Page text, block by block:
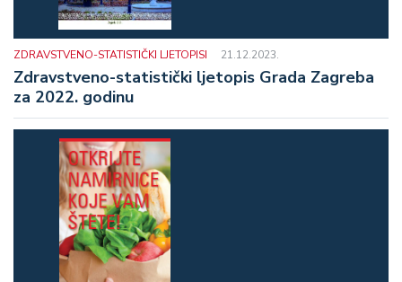
ZDRAVSTVENO-STATISTIČKI LJETOPISI 21.12.2023.
Zdravstveno-statistički ljetopis Grada Zagreba
za 2022. godinu